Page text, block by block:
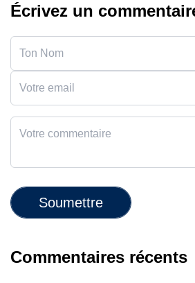
Écrivez un
Soumettre
Commentaires récents